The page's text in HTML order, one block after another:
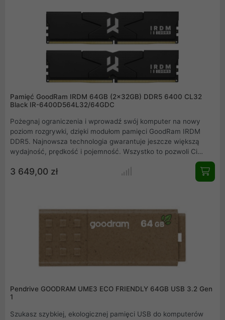
Pamięć GoodRam IRDM 64GB (2x32GB) DDR5 6400 CL32
Black IR-6400D564L32/64GDC
Pożegnaj ograniczenia i wprowadź swój komputer na nowy
poziom rozgrywki, dzięki modułom pamięci GoodRam IRDM
DDR5. Najnowsza technologia gwarantuje jeszcze większą
wydajność, prędkość i pojemność. Wszystko to pozwoli Ci
kompatybilnych ze standardem DDR5. Dołącz do grona
3 649,00 zł
Pendrive GOODRAM UME3 ECO FRIENDLY 64GB USB 3.2 Gen
1
Szukasz szybkiej, ekologicznej pamięci USB do komputerów